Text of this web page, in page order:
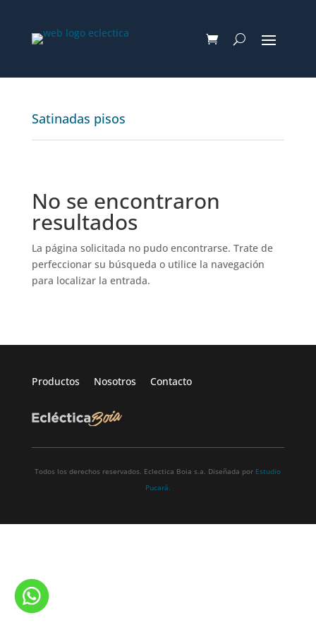
Satinadas pisos
No se encontraron
resultados
La página solicitada no pudo encontrarse. Trate de
perfeccionar su búsqueda o utilice la navegación
para localizar la entrada.
Productos Nosotros Contacto
Todos los derechos reservados. Eclectica Boia s.a. Diseñada por Estudio
Pucará.